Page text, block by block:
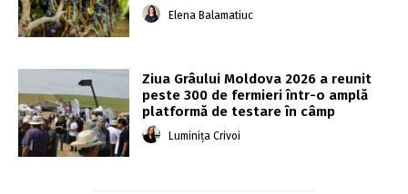
Elena Balamatiuc
Ziua Grâului Moldova 2026 a reunit
peste 300 de fermieri într-o amplă
platformă de testare în câmp
Luminița Crivoi